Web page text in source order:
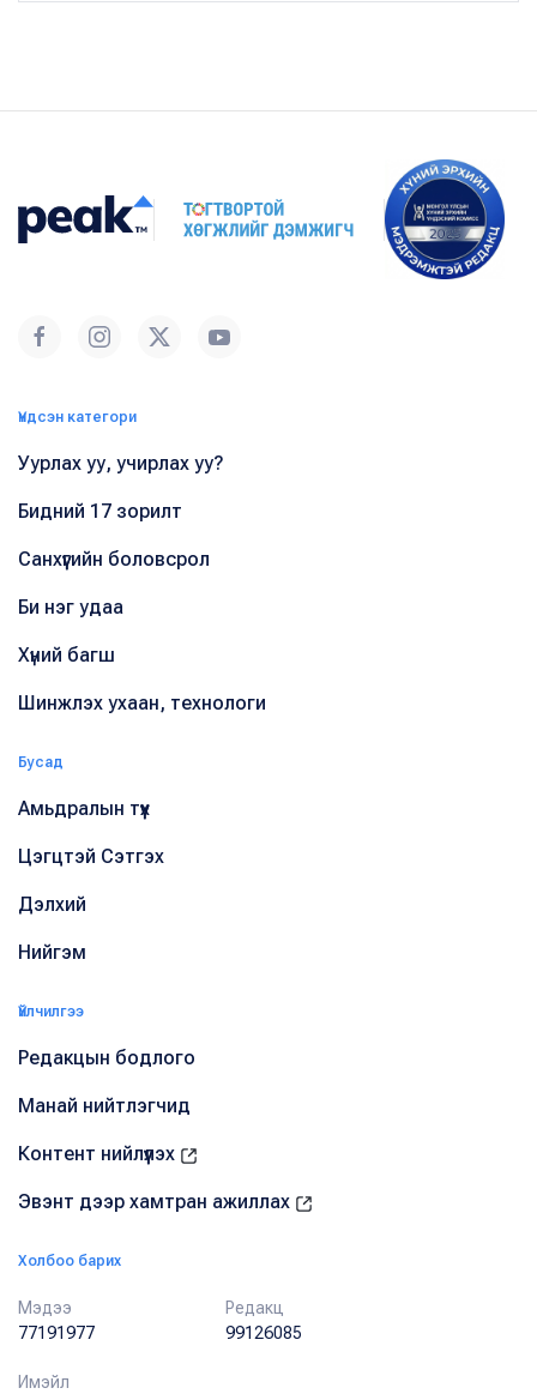
Үндсэн категори
Уурлах уу, учирлах уу?
Бидний 17 зорилт
Санхүүгийн боловсрол
Би нэг удаа
Хүний багш
Шинжлэх ухаан, технологи
Бусад
Амьдралын түүх
Цэгцтэй Сэтгэх
Дэлхий
Нийгэм
Үйлчилгээ
Редакцын бодлого
Манай нийтлэгчид
Контент нийлүүлэх
Эвэнт дээр хамтран ажиллах
Холбоо барих
Мэдээ
77191977
Редакц
99126085
Имэйл